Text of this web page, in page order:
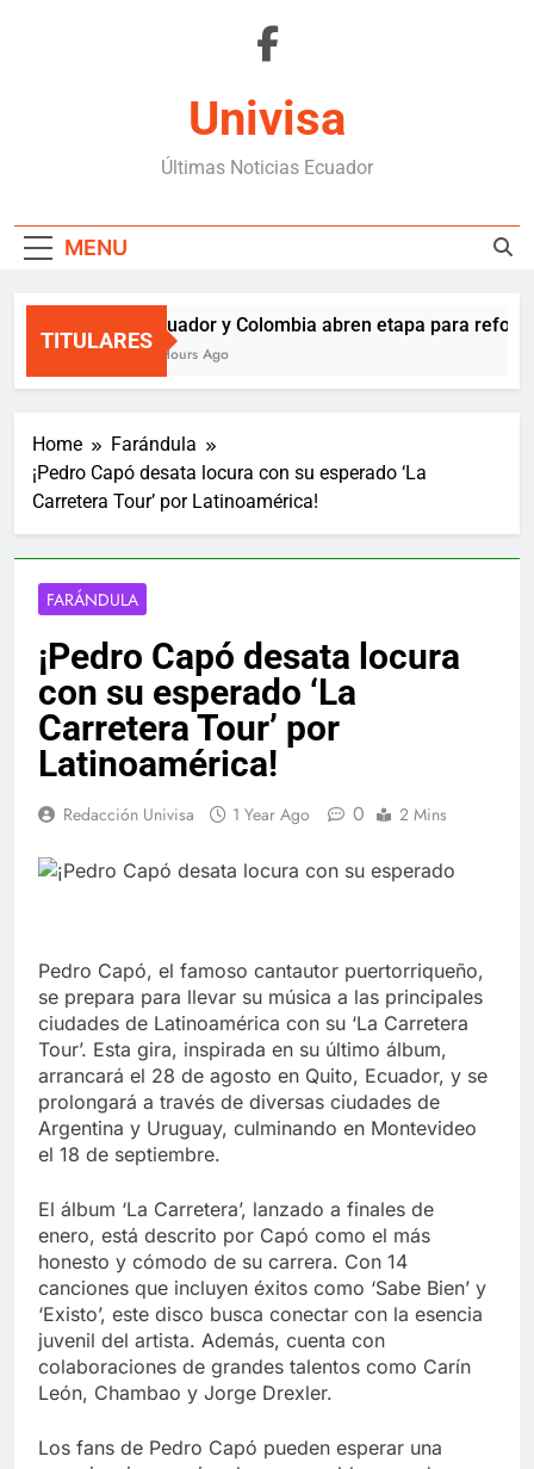
Univisa
Últimas Noticias Ecuador
MENU
TITULARES
Ecuador y Colombia abren etapa para
2 Hours Ago
Home
Farándula
¡Pedro Capó desata locura con su esperado ‘La
Carretera Tour’ por Latinoamérica!
FARÁNDULA
¡Pedro Capó desata locura
con su esperado ‘La
Carretera Tour’ por
Latinoamérica!
Redacción Univisa 1 Year Ago 0 2 Mins
Pedro Capó, el famoso cantautor puertorriqueño,
se prepara para llevar su música a las principales
ciudades de Latinoamérica con su ‘La Carretera
Tour’. Esta gira, inspirada en su último álbum,
arrancará el 28 de agosto en Quito, Ecuador, y se
prolongará a través de diversas ciudades de
Argentina y Uruguay, culminando en Montevideo
el 18 de septiembre.
El álbum ‘La Carretera’, lanzado a finales de
enero, está descrito por Capó como el más
honesto y cómodo de su carrera. Con 14
canciones que incluyen éxitos como ‘Sabe Bien’ y
‘Existo’, este disco busca conectar con la esencia
juvenil del artista. Además, cuenta con
colaboraciones de grandes talentos como Carín
León, Chambao y Jorge Drexler.
Los fans de Pedro Capó pueden esperar una